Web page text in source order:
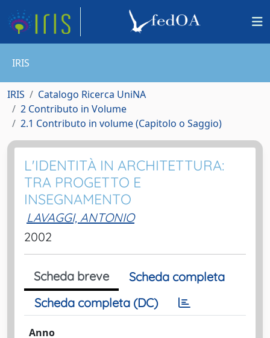
IRIS
IRIS
Catalogo Ricerca UniNA
2 Contributo in Volume
2.1 Contributo in volume (Capitolo o Saggio)
L'IDENTITÀ IN ARCHITETTURA:
TRA PROGETTO E
INSEGNAMENTO
LAVAGGI, ANTONIO
2002
Scheda breve
Scheda completa
Scheda completa (DC)
Anno